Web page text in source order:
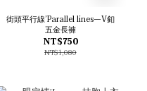
街頭平行線’Parallel lines—V釦
五金長褲
NT$750
NT$1,080